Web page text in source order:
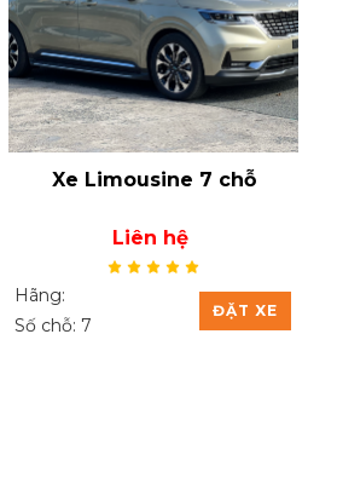
Xe Limousine 7 chỗ
Liên hệ
Hãng:
Số chỗ: 7
ĐẶT XE